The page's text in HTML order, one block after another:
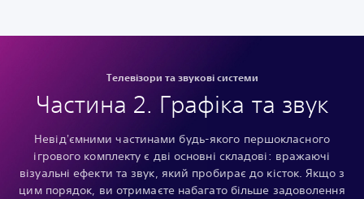
Телевізори та звукові системи
Частина 2. Графіка та звук
Невідʼємними частинами будь-якого першокласного
ігрового комплекту є дві основні складові: вражаючі
візуальні ефекти та звук, який пробирає до кісток. Якщо з
цим порядок, ви отримаєте набагато більше задоволення